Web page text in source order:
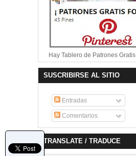
Hay Tablero de Patrones Gratis
SUSCRIBIRSE AL SITIO
Entradas
Comentarios
TRANSLATE / TRADUCE